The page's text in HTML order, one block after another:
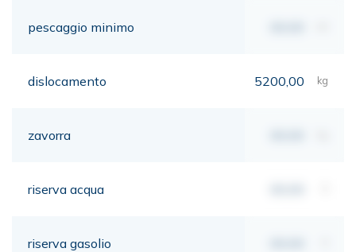
pescaggio minimo
dislocamento 5200,00 kg
zavorra
riserva acqua
riserva gasolio